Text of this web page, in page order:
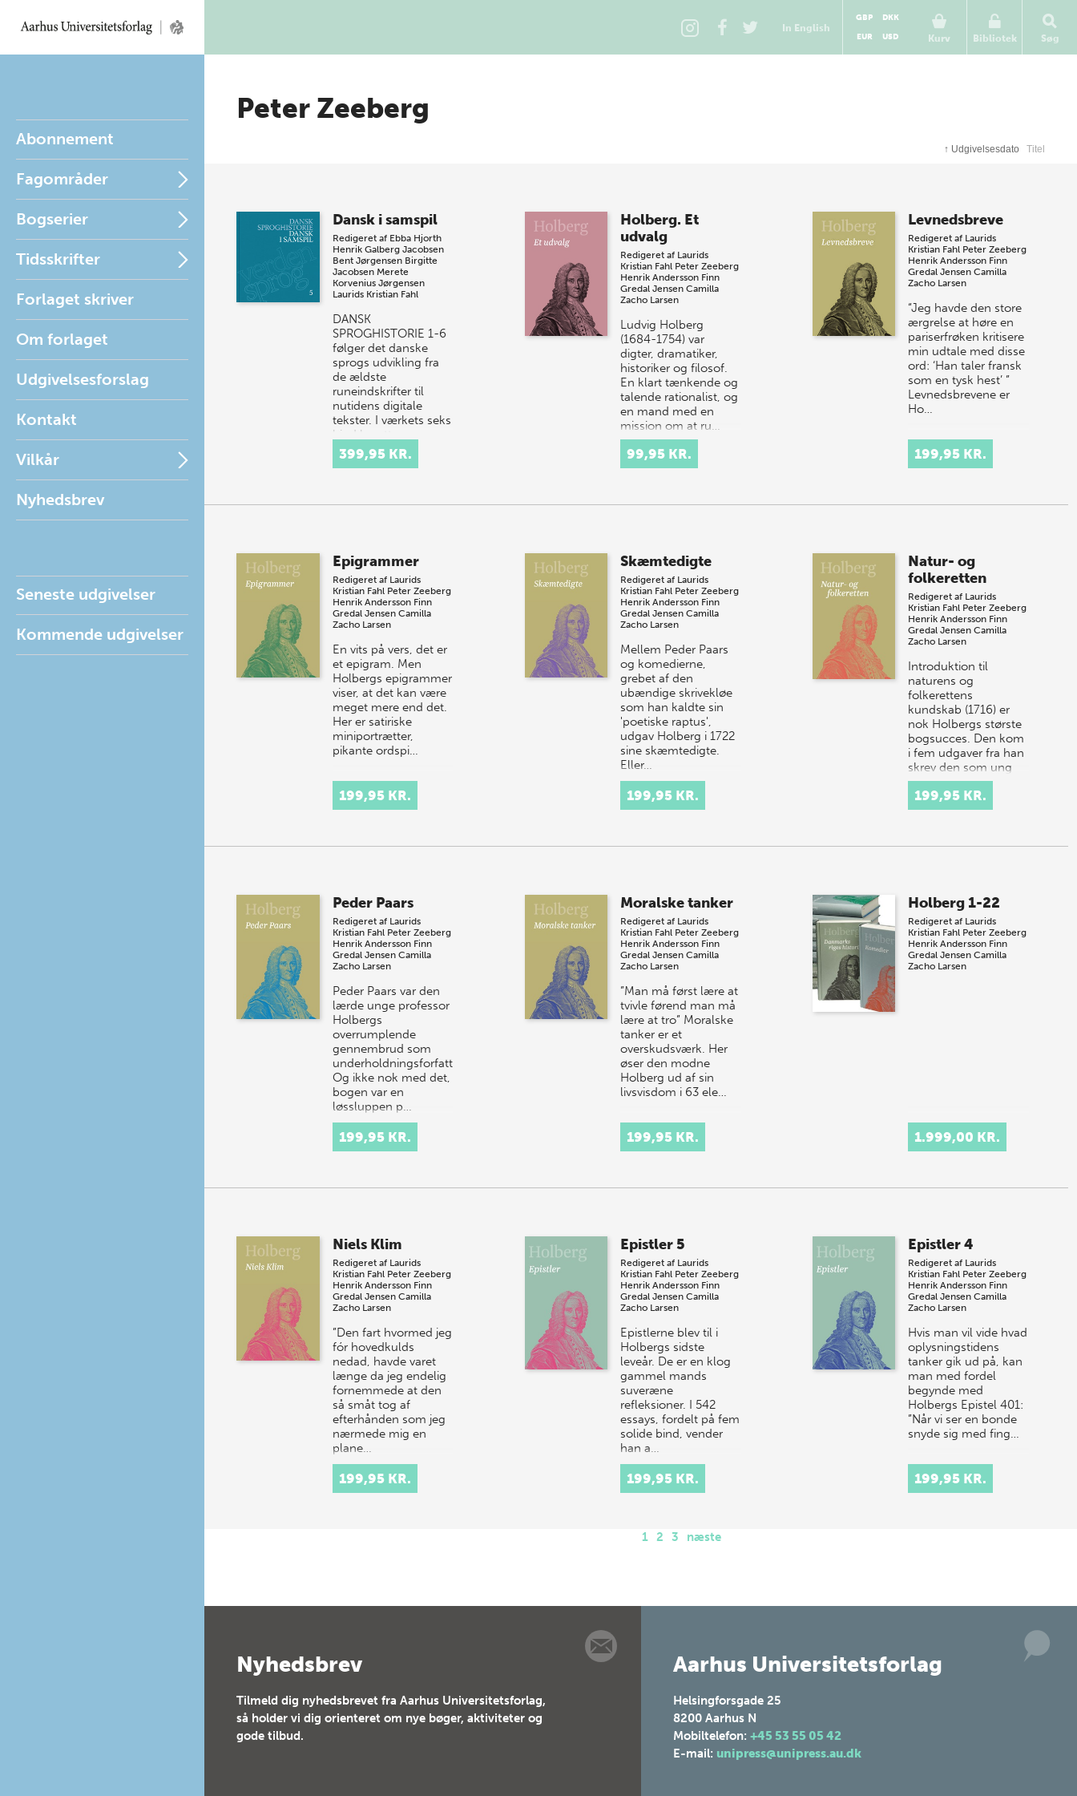
In English
Kurv
GBP
DKK
EUR
USD Bibliotek Søg
Abonnement
Fagområder
Bogserier
Tidsskrifter
Forlaget skriver
Om forlaget
Udgivelsesforslag
Kontakt
Vilkår
Nyhedsbrev
Seneste udgivelser
Kommende udgivelser
Peter Zeeberg
↑ Udgivelsesdato Titel
Dansk i samspil
Redigeret af Ebba Hjorth
Henrik Galberg Jacobsen
Bent Jørgensen Birgitte
Jacobsen Merete
Korvenius Jørgensen
Laurids Kristian Fahl
DANSK
SPROGHISTORIE 1-6
følger det danske
sprogs udvikling fra
de ældste
runeindskrifter til
nutidens digitale
tekster. I værkets seks
bind beretter s…
399,95 KR.
Holberg. Et
udvalg
Redigeret af Laurids
Kristian Fahl Peter Zeeberg
Henrik Andersson Finn
Gredal Jensen Camilla
Zacho Larsen
Ludvig Holberg
(1684-1754) var
digter, dramatiker,
historiker og filosof.
En klart tænkende og
talende rationalist, og
en mand med en
mission om at ru…
99,95 KR.
Levnedsbreve
Redigeret af Laurids
Kristian Fahl Peter Zeeberg
Henrik Andersson Finn
Gredal Jensen Camilla
Zacho Larsen
“Jeg havde den store
ærgrelse at høre en
pariserfrøken kritisere
min udtale med disse
ord: ‘Han taler fransk
som en tysk hest’ ”
Levnedsbrevene er
Ho…
199,95 KR.
Epigrammer
Redigeret af Laurids
Kristian Fahl Peter Zeeberg
Henrik Andersson Finn
Gredal Jensen Camilla
Zacho Larsen
En vits på vers, det er
et epigram. Men
Holbergs epigrammer
viser, at det kan være
meget mere end det.
Her er satiriske
miniportrætter,
pikante ordspi…
199,95 KR.
Skæmtedigte
Redigeret af Laurids
Kristian Fahl Peter Zeeberg
Henrik Andersson Finn
Gredal Jensen Camilla
Zacho Larsen
Mellem Peder Paars
og komedierne,
grebet af den
ubændige skrivekløe
som han kaldte sin
'poetiske raptus',
udgav Holberg i 1722
sine skæmtedigte.
Eller…
199,95 KR.
Natur- og
folkeretten
Redigeret af Laurids
Kristian Fahl Peter Zeeberg
Henrik Andersson Finn
Gredal Jensen Camilla
Zacho Larsen
Introduktion til
naturens og
folkerettens
kundskab (1716) er
nok Holbergs største
bogsucces. Den kom
i fem udgaver fra han
skrev den som ung
forskersp…
199,95 KR.
Peder Paars
Redigeret af Laurids
Kristian Fahl Peter Zeeberg
Henrik Andersson Finn
Gredal Jensen Camilla
Zacho Larsen
Peder Paars var den
lærde unge professor
Holbergs
overrumplende
gennembrud som
underholdningsforfatter.
Og ikke nok med det,
bogen var en
løssluppen p…
199,95 KR.
Moralske tanker
Redigeret af Laurids
Kristian Fahl Peter Zeeberg
Henrik Andersson Finn
Gredal Jensen Camilla
Zacho Larsen
”Man må først lære at
tvivle førend man må
lære at tro” Moralske
tanker er et
overskudsværk. Her
øser den modne
Holberg ud af sin
livsvisdom i 63 ele…
199,95 KR.
Holberg 1-22
Redigeret af Laurids
Kristian Fahl Peter Zeeberg
Henrik Andersson Finn
Gredal Jensen Camilla
Zacho Larsen
1.999,00 KR.
Niels Klim
Redigeret af Laurids
Kristian Fahl Peter Zeeberg
Henrik Andersson Finn
Gredal Jensen Camilla
Zacho Larsen
”Den fart hvormed jeg
fór hovedkulds
nedad, havde varet
længe da jeg endelig
fornemmede at den
så småt tog af
efterhånden som jeg
nærmede mig en
plane…
199,95 KR.
Epistler 5
Redigeret af Laurids
Kristian Fahl Peter Zeeberg
Henrik Andersson Finn
Gredal Jensen Camilla
Zacho Larsen
Epistlerne blev til i
Holbergs sidste
leveår. De er en klog
gammel mands
suveræne
refleksioner. I 542
essays, fordelt på fem
solide bind, vender
han a…
199,95 KR.
Epistler 4
Redigeret af Laurids
Kristian Fahl Peter Zeeberg
Henrik Andersson Finn
Gredal Jensen Camilla
Zacho Larsen
Hvis man vil vide hvad
oplysningstidens
tanker gik ud på, kan
man med fordel
begynde med
Holbergs Epistel 401:
”Når vi ser en bonde
snyde sig med fing…
199,95 KR.
1 2 3 næste
Nyhedsbrev
Tilmeld dig nyhedsbrevet fra Aarhus Universitetsforlag,
så holder vi dig orienteret om nye bøger, aktiviteter og
gode tilbud.
Aarhus Universitetsforlag
Helsingforsgade 25
8200 Aarhus N
Mobiltelefon: +45 53 55 05 42
E-mail: unipress@unipress.au.dk